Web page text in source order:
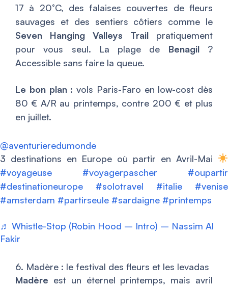
17 à 20°C, des falaises couvertes de fleurs
sauvages et des sentiers côtiers comme le
Seven Hanging Valleys Trail pratiquement
pour vous seul. La plage de Benagil?
Accessible sans faire la queue.
Le bon plan: vols Paris-Faro en low-cost dès
80 € A/R au printemps, contre 200 € et plus
en juillet.
@aventurieredumonde
3 destinations en Europe où partir en Avril-Mai
#voyageuse
#voyagerpascher
#oupartir
#destinationeurope
#solotravel #italie
#venise
#amsterdam #partirseule #sardaigne #printemps
♬ Whistle-Stop (Robin Hood – Intro) – Nassim Al
Fakir
6. Madère : le festival des fleurs et les levadas
Madère est un éternel printemps, mais avril